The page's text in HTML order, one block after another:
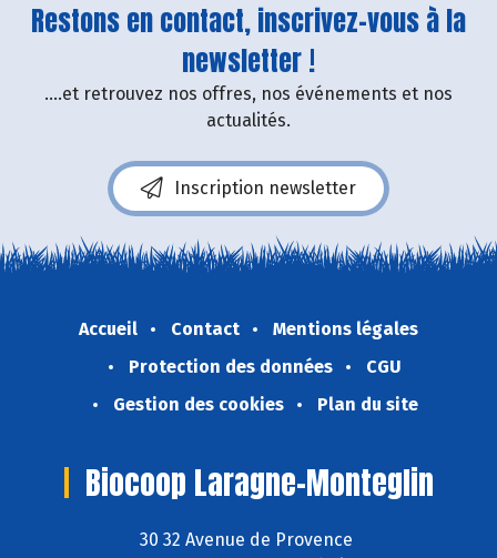
Restons en contact, inscrivez-vous à la
newsletter !
....et retrouvez nos offres, nos événements et nos
actualités.
Inscription newsletter
Accueil Contact
Mentions légales
Protection des données
CGU
Gestion des cookies
Plan du site
Biocoop Laragne-Monteglin
30 32 Avenue de Provence